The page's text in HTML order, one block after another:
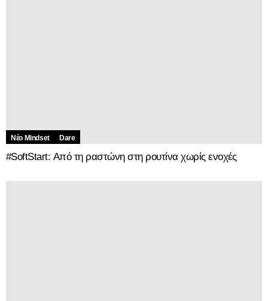
Νέο Mindset Dare
#SoftStart: Από τη ραστώνη στη ρουτίνα χωρίς ενοχές